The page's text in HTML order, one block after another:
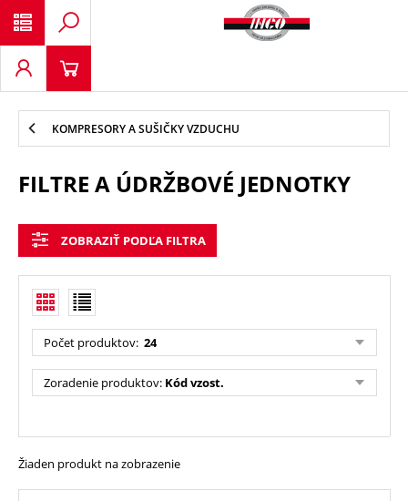
KOMPRESORY A SUŠIČKY VZDUCHU
FILTRE A ÚDRŽBOVÉ JEDNOTKY
ZOBRAZIŤ PODĽA FILTRA
Počet produktov: 24
Zoradenie produktov: Kód vzost.
Žiaden produkt na zobrazenie